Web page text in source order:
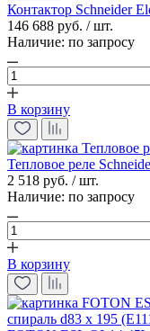
Контактор Schneider
146 688 руб. / шт.
Наличие: по запросу
В корзину
Тепловое реле
2 518 руб. / шт.
Наличие: по запросу
В корзину